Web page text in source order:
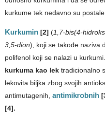
kurkume tek nedavno su postale
Kurkumin [2] (1,7-bis(4-
3,5-dion), koji se takođe naziva
polifenol koji se nalazi u kurkumi.
kurkuma kao lek tradicionalno
lekovita biljka zbog svojih
antimutagenih, antimikrobnih
[4].